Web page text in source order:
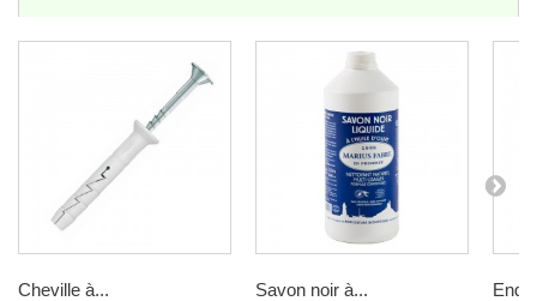
Cheville à... Savon noir à...